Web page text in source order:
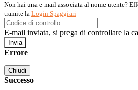
Non hai una e-mail associata al nome utente?
tramite la Login Spaggiari
E-mail inviata, si prega di controllare la
Errore
Chiudi
Successo